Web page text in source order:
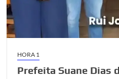
estadual
HORA 1
Prefeita Suane Dias